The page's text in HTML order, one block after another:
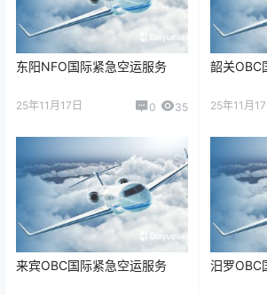
东阳NFO国际紧急空运服务
25年11月17日 0 35
韶关OBC
25年11月17
来宾OBC国际紧急空运服务 汨罗OBC